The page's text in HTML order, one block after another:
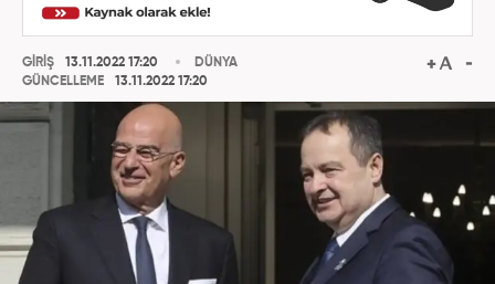
GİRİŞ
13.11.2022 17:20
GÜNCELLEME
13.11.2022 17:20
DÜNYA